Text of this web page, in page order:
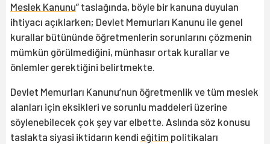
Meslek Kanunu” taslağında, böyle bir kanuna duyulan
ihtiyacı açıklarken; Devlet Memurları Kanunu ile genel
kurallar bütününde öğretmenlerin sorunlarını çözmenin
mümkün görülmediğini, münhasır ortak kurallar ve
önlemler gerektiğini belirtmekte.
Devlet Memurları Kanunu’nun öğretmenlik ve tüm meslek
alanları için eksikleri ve sorunlu maddeleri üzerine
söylenebilecek çok şey var elbette. Aslında söz konusu
taslakta siyasi iktidarın kendi eğitim politikaları